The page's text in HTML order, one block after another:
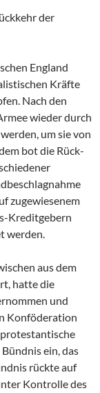
der
England
Kräfte
Nach den
wieder durch
um sie von
bot die Rück-
zugewiesenem
Kreditgebern
werden.
aus dem
hatte die
und
Konföderation
ein, das
rückte auf
Kontrolle des